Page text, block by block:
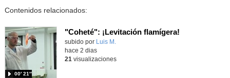
Contenidos relacionados:
"Coheté": ¡Levitación flamígera!
Contenido educativo.
subido por Luis M.
00′ 21″
hace 2 dias
21 visualizaciones